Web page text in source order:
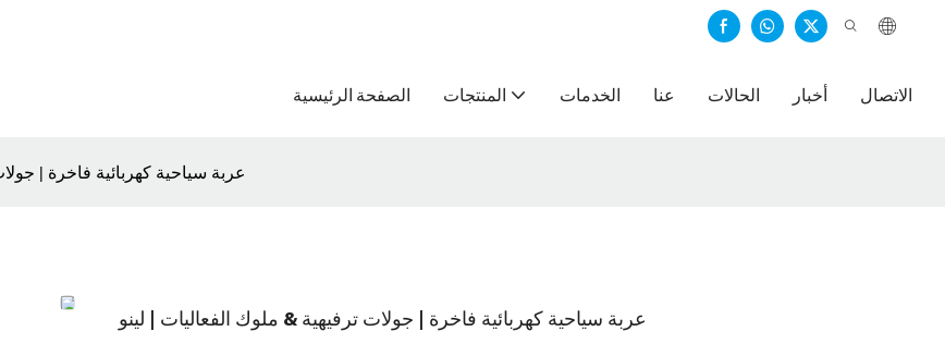
الصفحة الرئيسية المنتجات الخدمات عنا الحالات أخبار الاتصال
عربة سياحية كهربائية فاخرة |
عربة سياحية كهربائية فاخرة | جولات ترفيهية & ملوك الفعاليات | لينو